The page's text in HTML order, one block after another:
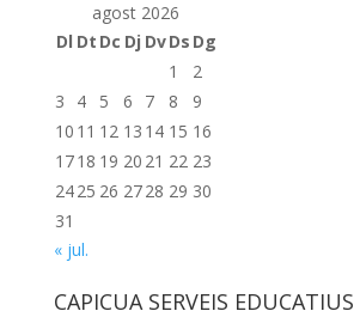
agost 2026
Dl Dt Dc Dj DvDs Dg
1
2
3
4 5 6 7 8
9
10 11 12 13 14 15 16
1718 19 20 21 22 23
2425 26 2728 29 30
31
« jul.
CAPICUA SERVEIS EDUCATIUS